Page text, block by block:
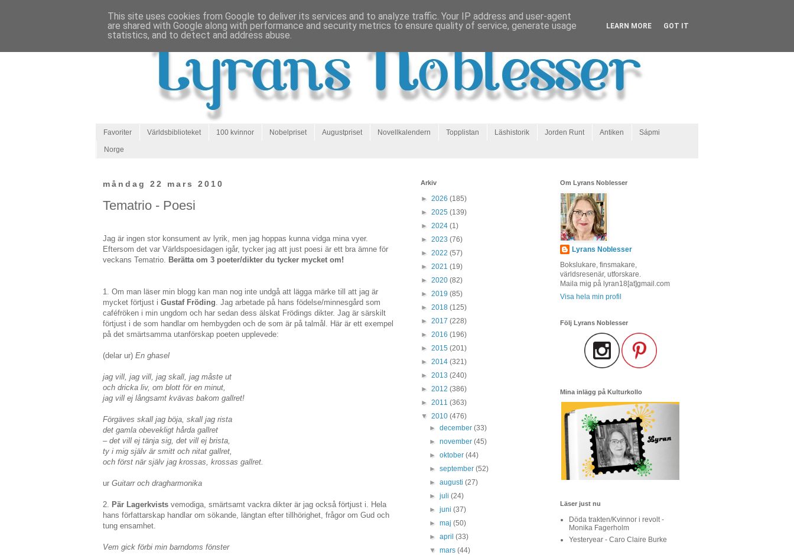
Favoriter Världsbiblioteket 100 kvinnor Nobelpriset Augustpriset Novellkalendern Topplistan Läshistorik Jorden Runt Antiken Sápmi
Norge
måndag 22 mars 2010
Tematrio - Poesi
Jag är ingen stor konsument av lyrik, men jag hoppas kunna vidga mina vyer.
Eftersom det var Världspoesidagen igår, tycker jag att just poesi är ett bra ämne för
veckans Tematrio. Berätta om 3 poeter/dikter du tycker mycket om!
1. Om man läser min blogg kan man nog inte undgå att lägga märke till att jag är
mycket förtjust i Gustaf Fröding. Jag arbetade på hans födelse/minnesgård som
caféfröken i min ungdom och har sedan dess älskat Frödings dikter. Jag är särskilt
förtjust i de som handlar om hembygden och de som är på talmål. Här är ett exempel
på det smärtsamma utanförskap poeten upplevede:
(delar ur) En ghasel
jag vill, jag vill, jag skall, jag måste ut
och dricka liv, om blott för en minut,
jag vill ej långsamt kvävas bakom gallret!
Förgäves skall jag böja, skall jag rista
det gamla obevekligt hårda gallret
– det vill ej tänja sig, det vill ej brista,
ty i mig själv är smitt och nitat gallret,
och först när själv jag krossas, krossas gallret.
ur Guitarr och dragharmonika
2. Pär Lagerkvists vemodiga, smärtsamt vackra dikter är jag också förtjust i. Hela
hans författarskap handlar om sökande, längtan efter tillhörighet, frågor om Gud och
tung ensamhet.
Vem gick förbi min barndoms fönster
Arkiv
► 2026 (185)
► 2025 (139)
► 2024 (1)
► 2023 (76)
► 2022 (57)
► 2021 (19)
► 2020 (82)
► 2019 (85)
► 2018 (125)
► 2017 (228)
► 2016 (196)
► 2015 (201)
► 2014 (321)
► 2013 (240)
► 2012 (386)
► 2011 (363)
▼ 2010 (476)
►december(33)
►november(45)
►oktober(44)
►september(52)
►augusti(27)
►juli(24)
►juni(37)
►maj(50)
►april(33)
▼mars(44)
Om Lyrans Noblesser
Lyrans Noblesser
Bokslukare, finsmakare,
världsresenär, utforskare.
Maila mig på lyran18[at]gmail.com
Visa hela min profil
Följ Lyrans Noblesser
Mina inlägg på Kulturkollo
Läser just nu
Döda trakten/Kvinnor i revolt -
Monika Fagerholm
Yesteryear - Caro Claire Burke
This site uses cookies from Google to deliver its services and to analyze traffic. Your IP address and user-agent
are shared with Google along with performance and security metrics to ensure quality of service, generate usage
statistics, and to detect and address abuse.
LEARN MORE GOT IT